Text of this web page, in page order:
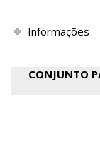
Informações
CONJUNTO